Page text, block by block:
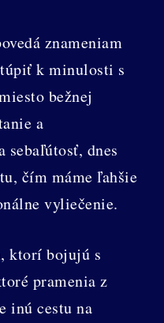
znameniam
k minulosti s
bežnej
a
sebaľútosť, dnes
čím máme ľahšie
vyliečenie.
ktorí bojujú s
pramenia z
inú cestu na